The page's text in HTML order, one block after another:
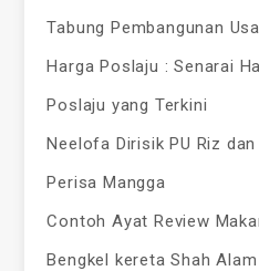
Tabung Pembangunan
Harga Poslaju : Senarai
Poslaju yang Terkini
Neelofa Dirisik PU Riz
Perisa Mangga
Contoh Ayat Review
Bengkel kereta Shah